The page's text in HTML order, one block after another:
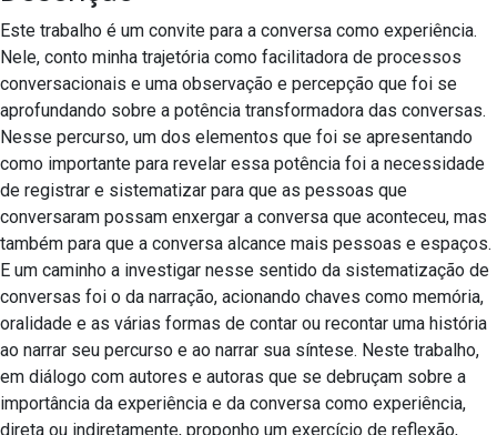
Este trabalho é um convite para a conversa como experiência.
Nele, conto minha trajetória como facilitadora de processos
conversacionais e uma observação e percepção que foi se
aprofundando sobre a potência transformadora das conversas.
Nesse percurso, um dos elementos que foi se apresentando
como importante para revelar essa potência foi a necessidade
de registrar e sistematizar para que as pessoas que
conversaram possam enxergar a conversa que aconteceu, mas
também para que a conversa alcance mais pessoas e espaços.
E um caminho a investigar nesse sentido da sistematização de
conversas foi o da narração, acionando chaves como memória,
oralidade e as várias formas de contar ou recontar uma história
ao narrar seu percurso e ao narrar sua síntese. Neste trabalho,
em diálogo com autores e autoras que se debruçam sobre a
importância da experiência e da conversa como experiência,
direta ou indiretamente, proponho um exercício de reflexão,